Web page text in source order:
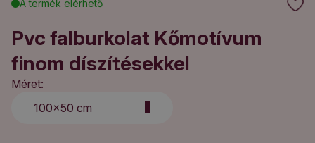
A termék elérhető
Pvc falburkolat Kőmotívum
finom díszítésekkel
Méret:
100x50 cm